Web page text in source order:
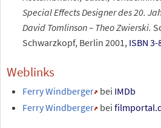
Special Effects Designer des 20.
David Tomlinson – Theo Zwierski.
Schwarzkopf, Berlin 2001, ISBN
Weblinks
Ferry Windberger bei IMDb
Ferry Windberger bei